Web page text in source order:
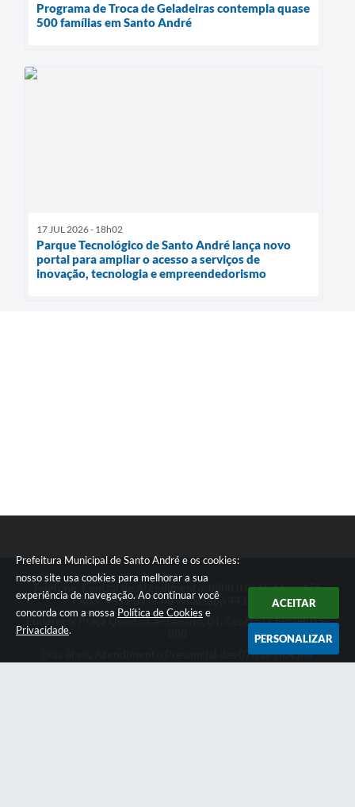
Prefeitura Municipal de Santo André e os cookies:
nosso site usa cookies para melhorar a sua
experiência de navegação. Ao continuar você
concorda com a nossa Política de Cookies e
Privacidade.
ACEITAR
PERSONALIZAR
Programa de Troca de Geladeiras contempla quase
500 famílias em Santo André
17 JUL 2026 - 18h02
Parque Tecnológico de Santo André lança novo
portal para ampliar o acesso a serviços de
inovação, tecnologia e empreendedorismo
Telefone: Central de Atendimento: 0800 019 19 44 ou 156
PABX: 4433-0111 ou Whatsapp 4433-0123
Endereço: Praça Quarto Centenário, 01, Centro | CEP: 09015-
Dias úteis, Atendimento Presencial das 07h as 18:45he